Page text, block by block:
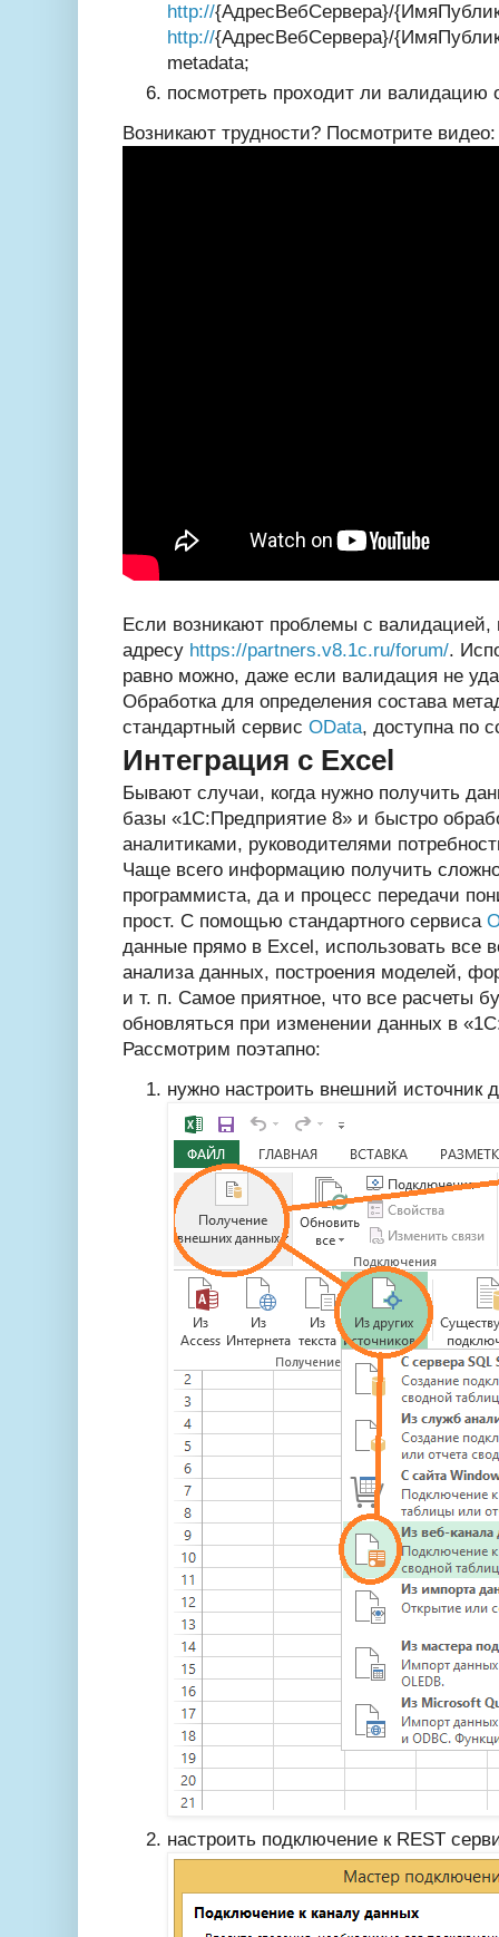
http://{АдресВебСервера}/
http://{АдресВебСервера}/
metadata;
посмотреть проходит ли валидацию
Возникают трудности? Посмотрите видео:
Если возникают проблемы с валидацией,
адресу https://partners.v8.1c.ru/forum/.
равно можно, даже если валидация не
Обработка для определения состава
стандартный сервис OData, доступна по
Интеграция с Excel
Бывают случаи, когда нужно получить
базы «1С:Предприятие 8» и быстро
аналитиками, руководителями
Чаще всего информацию получить
программиста, да и процесс передачи
прост. С помощью стандартного сервиса
данные прямо в Excel, использовать все
анализа данных, построения моделей,
и т. п. Самое приятное, что все расчеты
обновляться при изменении данных в
Рассмотрим поэтапно:
нужно настроить внешний источник
настроить подключение к REST